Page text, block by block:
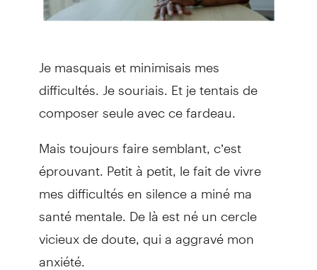
Je masquais et minimisais mes
difficultés. Je souriais. Et je tentais de
composer seule avec ce fardeau.
Mais toujours faire semblant, c’est
éprouvant. Petit à petit, le fait de vivre
mes difficultés en silence a miné ma
santé mentale. De là est né un cercle
vicieux de doute, qui a aggravé mon
anxiété.